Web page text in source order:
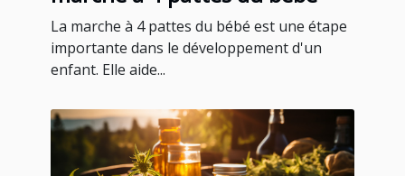
La marche à 4 pattes du bébé est une étape
importante dans le développement d'un
enfant. Elle aide...